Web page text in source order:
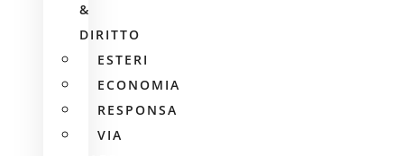
&
DIRITTO
ESTERI
ECONOMIA
RESPONSA
VIA